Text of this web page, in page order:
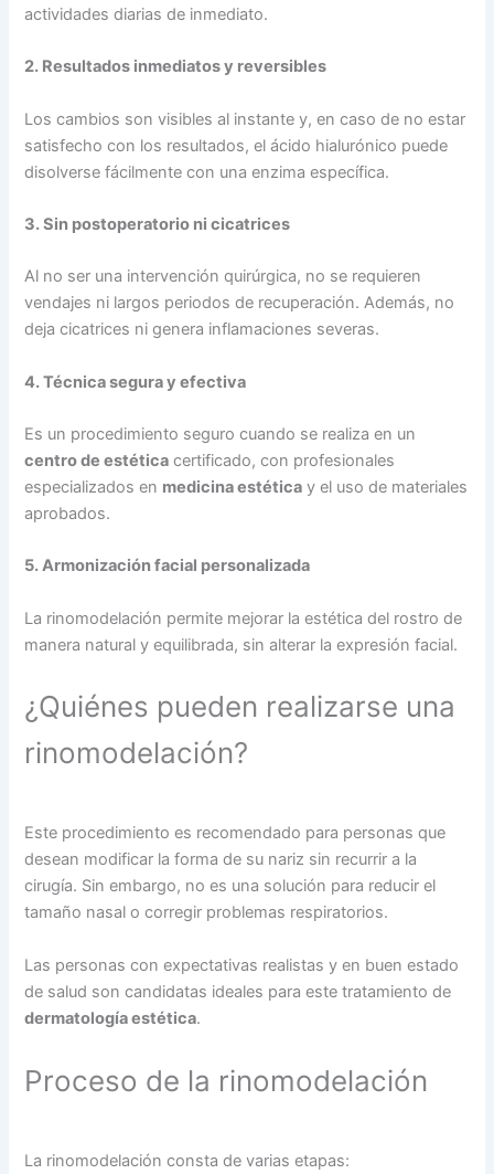
actividades diarias de inmediato.
2. Resultados inmediatos y reversibles
Los cambios son visibles al instante y, en caso de no estar
satisfecho con los resultados, el ácido hialurónico puede
disolverse fácilmente con una enzima específica.
3. Sin postoperatorio ni cicatrices
Al no ser una intervención quirúrgica, no se requieren
vendajes ni largos periodos de recuperación. Además, no
deja cicatrices ni genera inflamaciones severas.
4. Técnica segura y efectiva
Es un procedimiento seguro cuando se realiza en un
centro de estética certificado, con profesionales
especializados en medicina estética y el uso de materiales
aprobados.
5. Armonización facial personalizada
La rinomodelación permite mejorar la estética del rostro de
manera natural y equilibrada, sin alterar la expresión facial.
¿Quiénes pueden realizarse una
rinomodelación?
Este procedimiento es recomendado para personas que
desean modificar la forma de su nariz sin recurrir a la
cirugía. Sin embargo, no es una solución para reducir el
tamaño nasal o corregir problemas respiratorios.
Las personas con expectativas realistas y en buen estado
de salud son candidatas ideales para este tratamiento de
dermatología estética.
Proceso de la rinomodelación
La rinomodelación consta de varias etapas: